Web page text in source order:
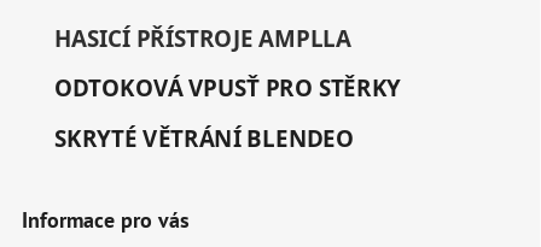
HASICÍ PŘÍSTROJE AMPLLA
ODTOKOVÁ VPUSŤ PRO STĚRKY
SKRYTÉ VĚTRÁNÍ BLENDEO
Informace pro vás